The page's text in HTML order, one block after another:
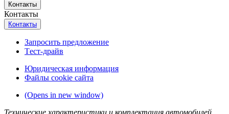
Контакты
Контакты
Контакты
Запросить предложение
Tест-драйв
Юридическая информация
Файлы cookie сайта
(Opens in new window)